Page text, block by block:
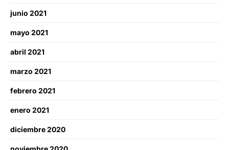
junio 2021
mayo 2021
abril 2021
marzo 2021
febrero 2021
enero 2021
diciembre 2020